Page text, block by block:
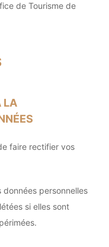
de Tourisme de
LA
faire rectifier vos
personnelles
si elles sont